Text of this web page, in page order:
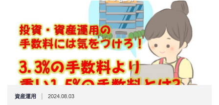
資産運用 | 2024.08.03